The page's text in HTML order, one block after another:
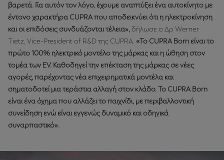
βαρετά. Για αυτόν τον λόγο, έχουμε αναπτύξει ένα αυτοκίνητο με
έντονο χαρακτήρα CUPRA που αποδεικνύει ότι η ηλεκτροκίνηση
και οι επιδόσεις συνδυάζονται τέλεια», δήλωσε ο Δρ Werner
Tietz, Vice-President of R&D της CUPRA. «Το CUPRA Born είναι το
πρώτο 100% ηλεκτρικό μοντέλο της μάρκας και η ώθηση στον
τομέα των EV. Καθοδηγεί την επέκταση της μάρκας σε νέες
αγορές, παρέχοντας νέα επιχειρηματικά μοντέλα και
σηματοδοτεί μια τεράστια αλλαγή στον κλάδο. Το CUPRA Born
είναι ένα όχημα που αλλάζει το παιχνίδι, με περιβαλλοντική
συνείδηση ​​ενώ είναι εγγενώς δυναμικό και οδηγικά
συναρπαστικό».